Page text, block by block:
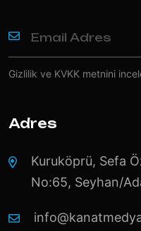
Gizlilik ve KVKK metnini
Adres
Kuruköprü, Sefa
No:65, Seyhan/